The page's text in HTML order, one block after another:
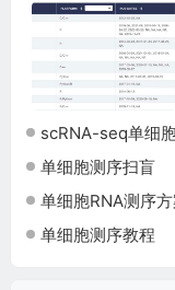
scRNA-seq单细
单细胞测序扫盲
单细胞RNA测序
单细胞测序教程